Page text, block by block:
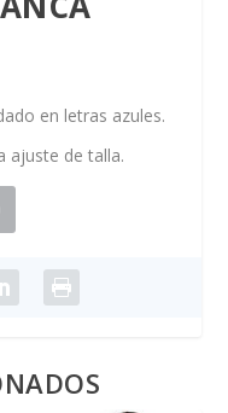
en letras azules.
ajuste de talla.